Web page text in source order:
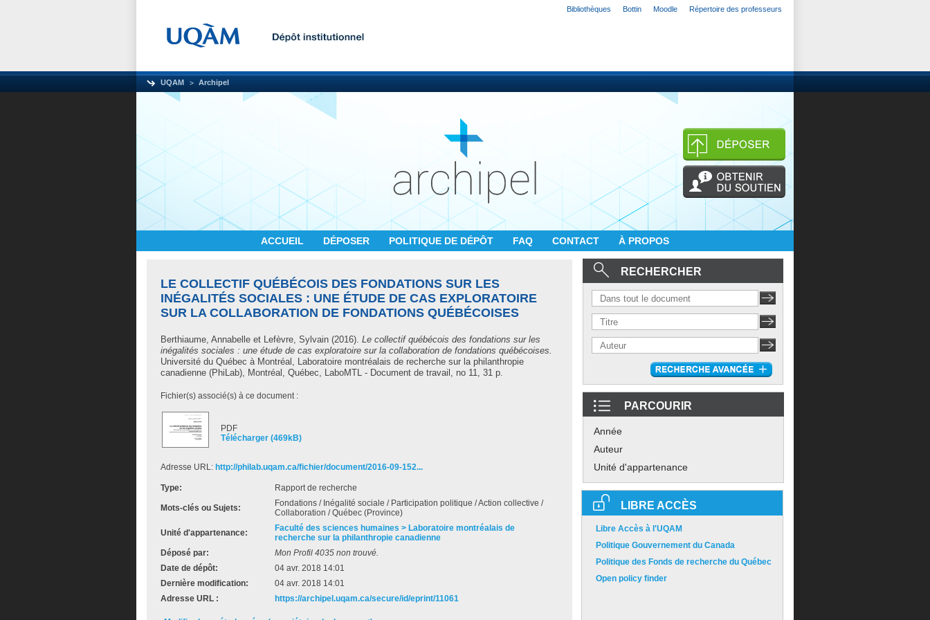
Bibliothèques Bottin Moodle Répertoire des professeurs
UQAM Archipel
ACCUEIL DÉPOSER POLITIQUE DE DÉPÔT FAQ CONTACT À PROPOS
LE COLLECTIF QUÉBÉCOIS DES FONDATIONS SUR LES
INÉGALITÉS SOCIALES : UNE ÉTUDE DE CAS EXPLORATOIRE
SUR LA COLLABORATION DE FONDATIONS QUÉBÉCOISES
Berthiaume, Annabelle et Lefèvre, Sylvain (2016). Le collectif québécois des fondations sur les
inégalités sociales : une étude de cas exploratoire sur la collaboration de fondations québécoises.
Université du Québec à Montréal, Laboratoire montréalais de recherche sur la philanthropie
canadienne (PhiLab), Montréal, Québec, LaboMTL - Document de travail, no 11, 31 p.
Fichier(s) associé(s) à ce document :
PDF
Télécharger (469kB)
Adresse URL: http://philab.uqam.ca/fichier/document/2016-09-152...
Type: Rapport de recherche
Mots-clés ou Sujets:
Fondations / Inégalité sociale / Participation politique / Action collective /
Collaboration / Québec (Province)
Unité d'appartenance:
Faculté des sciences humaines > Laboratoire montréalais de
recherche sur la philanthropie canadienne
Déposé par:
Mon Profil 4035 non trouvé.
Date de dépôt:
04 avr. 2018 14:01
Dernière modification:
04 avr. 2018 14:01
Adresse URL :
https://archipel.uqam.ca/secure/id/eprint/11061
RECHERCHER
PARCOURIR
Année
Auteur
Unité d'appartenance
LIBRE ACCÈS
Libre Accès à l'UQAM
Politique Gouvernement du Canada
Politique des Fonds de recherche du Québec
Open policy finder